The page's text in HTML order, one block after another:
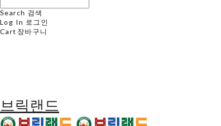
Search 검색
Log In 로그인
Cart 장바구니
브릭랜드